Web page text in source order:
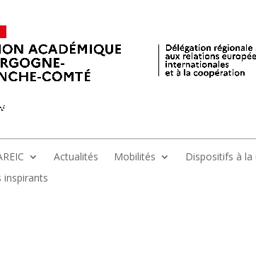
Actualités Mobilités Dispositifs à la
inspirants